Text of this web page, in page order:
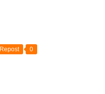
Repost 0